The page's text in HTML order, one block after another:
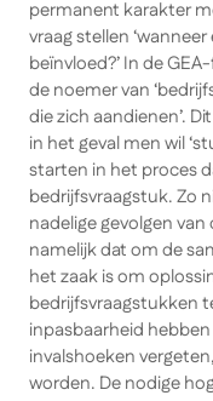
permanent karakter
vraag stellen
beïnvloed?’ In de
de noemer van
die zich aandienen’.
in het geval men wil
starten in het proces
bedrijfsvraagstuk. Zo
nadelige gevolgen
namelijk dat om de
het zaak is om
bedrijfsvraagstukken
inpasbaarheid
invalshoeken
worden. De nodige